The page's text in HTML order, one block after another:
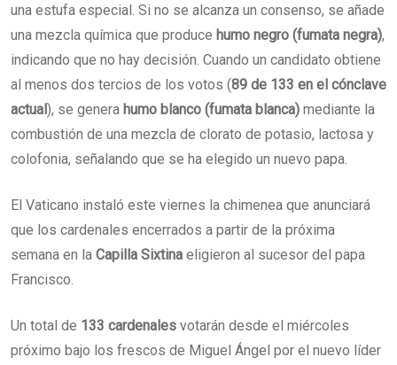
una estufa especial. Si no se alcanza un consenso, se añade
una mezcla química que produce humo negro (fumata negra),
indicando que no hay decisión. Cuando un candidato obtiene
al menos dos tercios de los votos (89 de 133 en el cónclave
actual), se genera humo blanco (fumata blanca) mediante la
combustión de una mezcla de clorato de potasio, lactosa y
colofonia, señalando que se ha elegido un nuevo papa.
El Vaticano instaló este viernes la chimenea que anunciará
que los cardenales encerrados a partir de la próxima
semana en la Capilla Sixtina eligieron al sucesor del papa
Francisco.
Un total de 133 cardenales votarán desde el miércoles
próximo bajo los frescos de Miguel Ángel por el nuevo líder